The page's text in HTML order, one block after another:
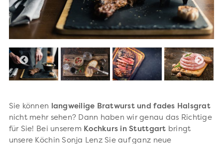
Sie können
langweilige Bratwurst und fades Halsgrat
nicht mehr sehen? Dann haben wir genau das Richtige
für Sie! Bei unserem Kochkurs in Stuttgart bringt
unsere Köchin Sonja Lenz Sie auf ganz neue